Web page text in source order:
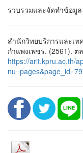
รวบรวมและจัดทำข้อมู
สำนักวิทยบริการและเ
กำแพงเพชร. (2561).
https://arit.kpru.ac.th/